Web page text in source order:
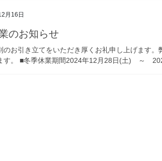
月16日
のお知らせ
のお引き立てをいただき厚くお礼申し上げます
す。 ■冬季休業期間2024年12月28日(土) ～